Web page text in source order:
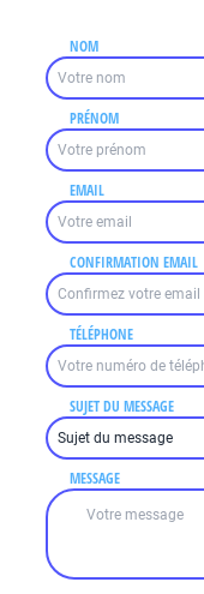
NOM
PRÉNOM
EMAIL
CONFIRMATION EMAIL
TÉLÉPHONE
SUJET DU MESSAGE
MESSAGE